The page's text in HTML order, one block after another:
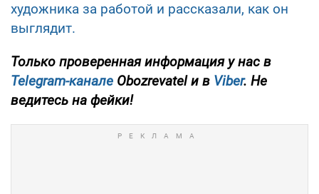
художника за работой и рассказали, как он
выглядит.
Только проверенная информация у нас в
Telegram-канале Obozrevatel и в Viber. Не
ведитесь на фейки!